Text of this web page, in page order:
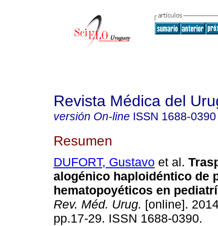
Revista Médica del
versión On-line ISSN 1688-0390
Resumen
DUFORT, Gustavo et al.
alogénico haploidéntico de
hematopoyéticos en
Rev. Méd. Urug. [online].
pp.17-29. ISSN 1688-0390.